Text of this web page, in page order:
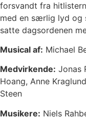
forsvandt fra
med en særlig lyd og
satte dagsordenen
Musical af: Michael
Medvirkende: Jonas
Hoang, Anne
Steen
Musikere: Niels